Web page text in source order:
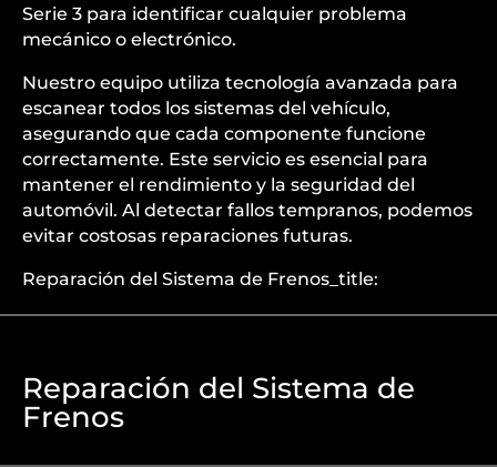
Serie 3 para identificar cualquier problema
mecánico o electrónico.
Nuestro equipo utiliza tecnología avanzada para
escanear todos los sistemas del vehículo,
asegurando que cada componente funcione
correctamente. Este servicio es esencial para
mantener el rendimiento y la seguridad del
automóvil. Al detectar fallos tempranos, podemos
evitar costosas reparaciones futuras.
Reparación del Sistema de Frenos_title:
Reparación del Sistema de
Frenos